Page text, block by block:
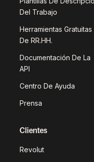
Del Trabajo
Herramientas Gratuitas
De RR.HH.
Documentación De La
API
Centro De Ayuda
Prensa
Clientes
Revolut